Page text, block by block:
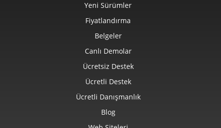
Yeni Sürümler
Fiyatlandırma
Belgeler
Canlı Demolar
Ücretsiz Destek
Ücretli Destek
Ücretli Danışmanlık
Blog